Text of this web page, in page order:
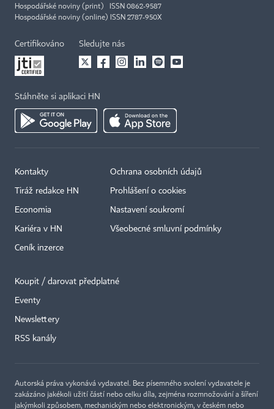
Hospodářské noviny (print) ISSN 0862-9587
Hospodářské noviny (online) ISSN 2787-950X
Certifikováno Sledujte nás
Stáhněte si aplikaci HN
Kontakty
Tiráž redakce HN
Economia
Kariéra v HN
Ceník inzerce
Ochrana osobních údajů
Prohlášení o cookies
Nastavení soukromí
Všeobecné smluvní podmínky
Koupit / darovat předplatné
Eventy
Newslettery
RSS kanály
Autorská práva vykonává vydavatel. Bez písemného svolení vydavatele je
zakázáno jakékoli užití částí nebo celku díla, zejména rozmnožování a šíření
jakýmkoli způsobem, mechanickým nebo elektronickým, v českém nebo